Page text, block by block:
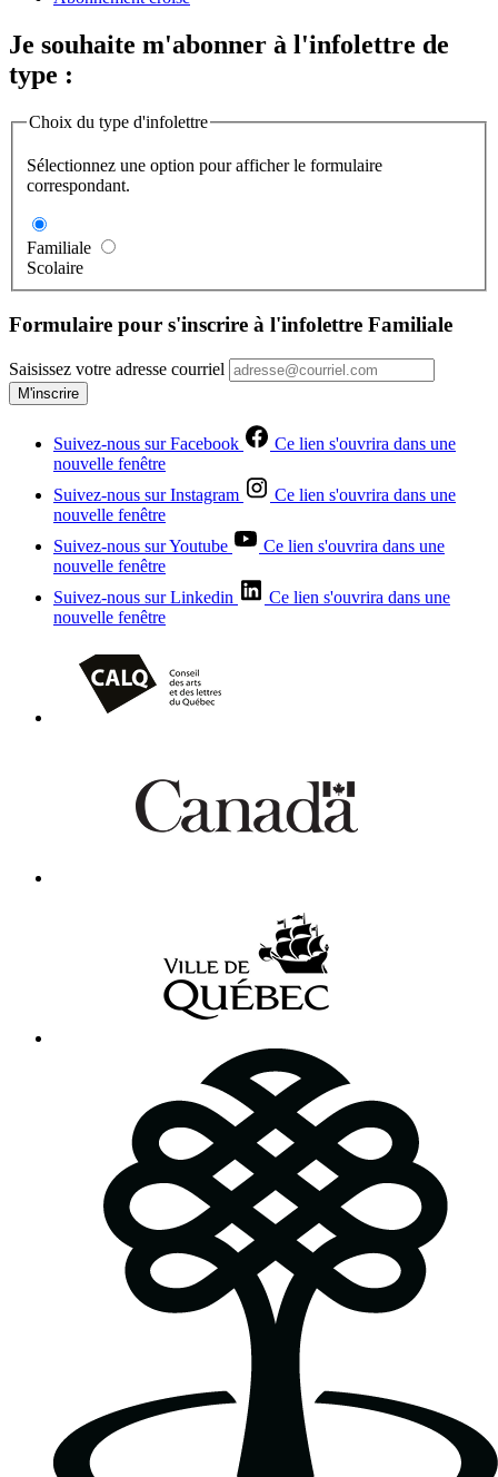
Je souhaite m'abonner à l'infolettre de
type :
Choix du type d'infolettre
Sélectionnez une option pour afficher le formulaire
correspondant.
Familiale
Scolaire
Formulaire pour s'inscrire à l'infolettre Familiale
Saisissez votre adresse courriel
M'inscrire
Suivez-nous sur Facebook
Ce lien s'ouvrira dans une
nouvelle fenêtre
Suivez-nous sur Instagram
Ce lien s'ouvrira dans une
nouvelle fenêtre
Suivez-nous sur Youtube
Ce lien s'ouvrira dans une
nouvelle fenêtre
Suivez-nous sur Linkedin
Ce lien s'ouvrira dans une
nouvelle fenêtre